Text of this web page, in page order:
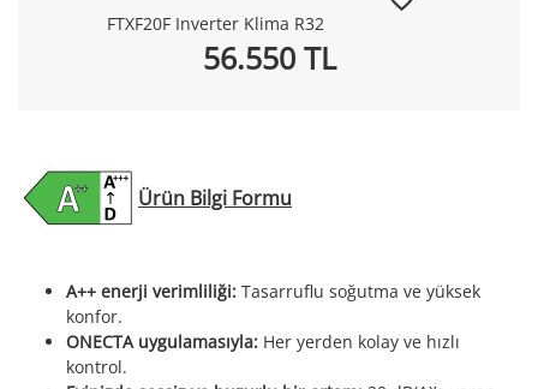
FTXF20F Inverter Klima R32
56.550 TL
Ürün Bilgi Formu
A++ enerji verimliliği: Tasarruflu soğutma ve yüksek
konfor.
ONECTA uygulamasıyla: Her yerden kolay ve hızlı
kontrol.